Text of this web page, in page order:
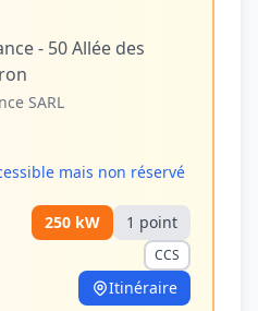
- 50 Allée des
SARL
mais non réservé
250 kW 1 point
CCS
Itinéraire